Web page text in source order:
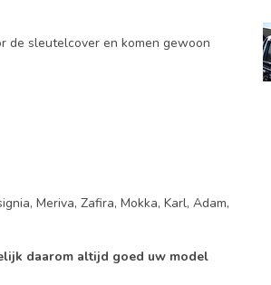
de sleutelcover en komen gewoon
Meriva, Zafira, Mokka, Karl, Adam,
daarom altijd goed uw model